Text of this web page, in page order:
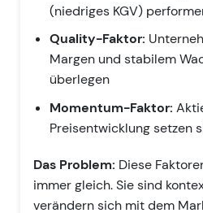
(niedriges KGV)
Quality-Faktor:
Margen und stabilem
überlegen
Momentum-Faktor:
Preisentwicklung setzen
Das Problem: Diese
immer gleich. Sie sind
verändern sich mit dem